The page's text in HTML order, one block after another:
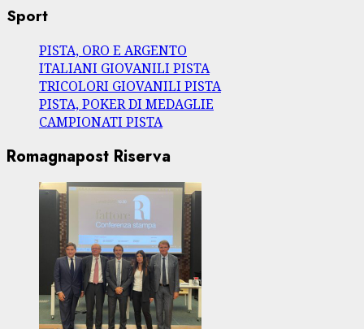
Sport
PISTA, ORO E ARGENTO
ITALIANI GIOVANILI PISTA
TRICOLORI GIOVANILI PISTA
PISTA, POKER DI MEDAGLIE
CAMPIONATI PISTA
Romagnapost Riserva